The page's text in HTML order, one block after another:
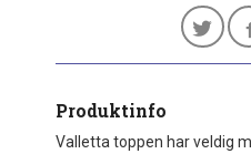
Produktinfo
Valletta toppen har veldig